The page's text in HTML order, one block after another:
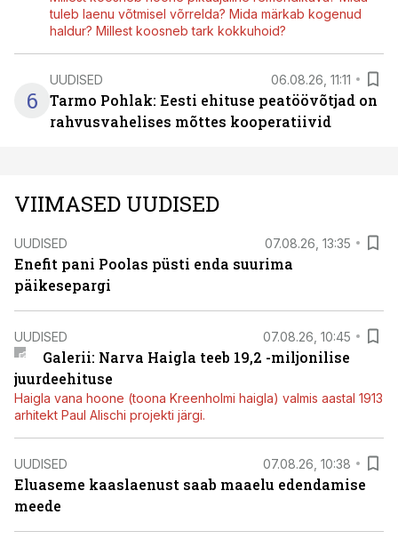
tuleb laenu võtmisel võrrelda? Mida märkab kogenud
haldur? Millest koosneb tark kokkuhoid?
6
UUDISED 06.08.26, 11:11
Tarmo Pohlak: Eesti ehituse peatöövõtjad on
rahvusvahelises mõttes kooperatiivid
VIIMASED UUDISED
UUDISED 07.08.26, 13:35
Enefit pani Poolas püsti enda suurima
päikesepargi
UUDISED 07.08.26, 10:45
Galerii: Narva Haigla teeb 19,2 -miljonilise
juurdeehituse
Haigla vana hoone (toona Kreenholmi haigla) valmis aastal 1913
arhitekt Paul Alischi projekti järgi.
UUDISED 07.08.26, 10:38
Eluaseme kaaslaenust saab maaelu edendamise
meede